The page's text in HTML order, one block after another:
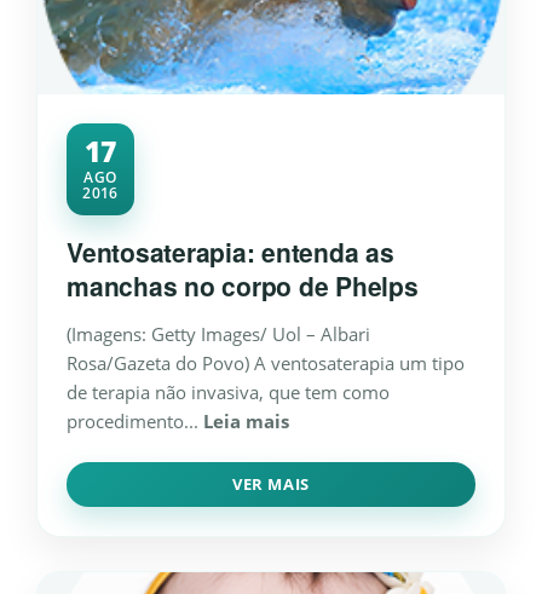
17
AGO
2016
Ventosaterapia: entenda as
manchas no corpo de Phelps
(Imagens: Getty Images/ Uol – Albari
Rosa/Gazeta do Povo) A ventosaterapia um tipo
de terapia não invasiva, que tem como
procedimento... Leia mais
VER MAIS